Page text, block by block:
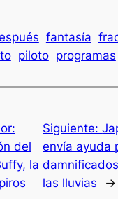
fantasía
piloto programas
del
la
Siguiente:
envía ayuda
las lluvias
→